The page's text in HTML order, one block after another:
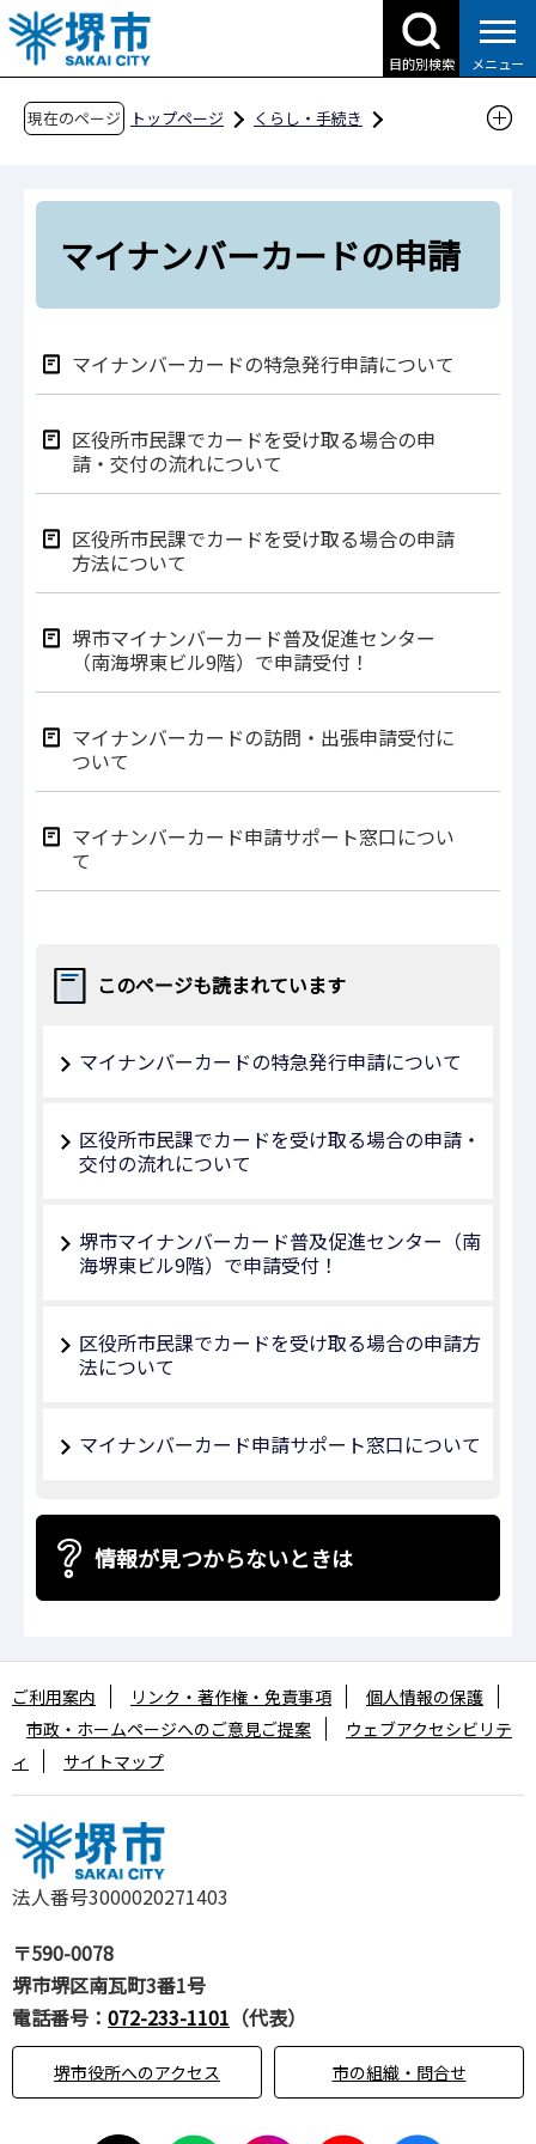
こ
の
ペ
目的別検索 メニュー
現在のページ トップページ
くらし・手続き
マイナンバーカード
マイナンバーカードの申請
マイナンバーカードの申請
マイナンバーカードの特急発行申請について
区役所市民課でカードを受け取る場合の申
請・交付の流れについて
区役所市民課でカードを受け取る場合の申請
方法について
堺市マイナンバーカード普及促進センター
（南海堺東ビル9階）で申請受付！
マイナンバーカードの訪問・出張申請受付に
ついて
マイナンバーカード申請サポート窓口につい
て
このページも読まれています
マイナンバーカードの特急発行申請について
区役所市民課でカードを受け取る場合の申請・
交付の流れについて
堺市マイナンバーカード普及促進センター（南
海堺東ビル9階）で申請受付！
区役所市民課でカードを受け取る場合の申請方
法について
マイナンバーカード申請サポート窓口について
情報が見つからないときは
法人番号3000020271403
〒590-0078
堺市堺区南瓦町3番1号
電話番号： 072-233-1101 （代表）
堺市役所へのアクセス 市の組織・問合せ
ご利用案内 リンク・著作権・免責事項
個人情報の保護
市政・ホームページへのご意見ご提案
ウェブアクセシビリテ
ィ
サイトマップ